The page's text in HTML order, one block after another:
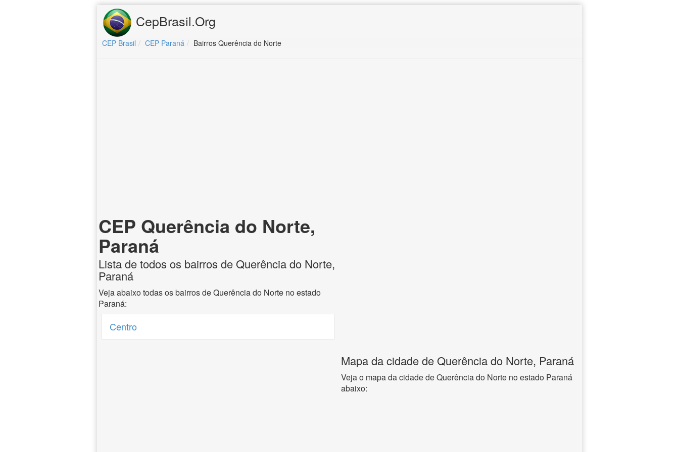
CepBrasil.Org
CEP Brasil CEP Paraná Bairros Querência do Norte
CEP Querência do Norte,
Paraná
Lista de todos os bairros de Querência do Norte,
Paraná
Veja abaixo todas os bairros de Querência do Norte no estado
Paraná:
Centro
Mapa da cidade de Querência do Norte, Paraná
Veja o mapa da cidade de Querência do Norte no estado Paraná
abaixo: